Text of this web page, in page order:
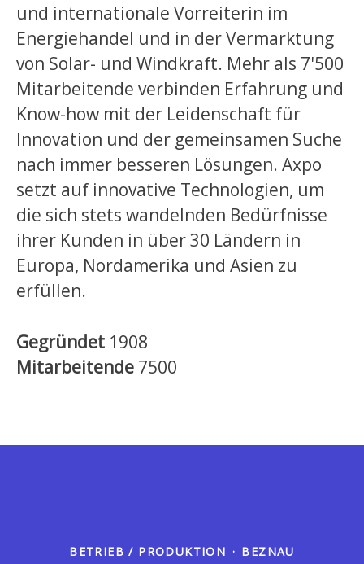
und internationale Vorreiterin im
Energiehandel und in der Vermarktung
von Solar- und Windkraft. Mehr als 7'500
Mitarbeitende verbinden Erfahrung und
Know-how mit der Leidenschaft für
Innovation und der gemeinsamen Suche
nach immer besseren Lösungen. Axpo
setzt auf innovative Technologien, um
die sich stets wandelnden Bedürfnisse
ihrer Kunden in über 30 Ländern in
Europa, Nordamerika und Asien zu
erfüllen.
Gegründet 1908
Mitarbeitende 7500
BETRIEB / PRODUKTION · BEZNAU